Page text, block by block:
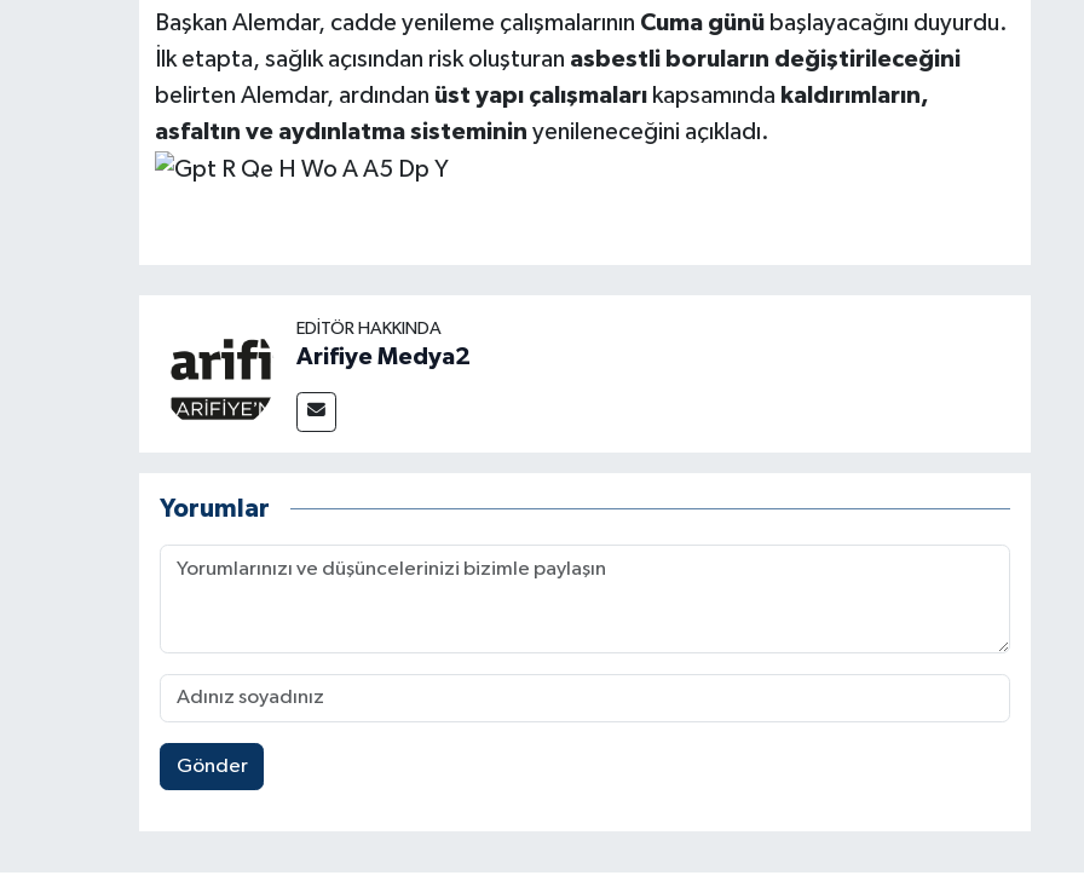
Başkan Alemdar, cadde yenileme çalışmalarının Cuma günübaşlayacağını duyurdu.
İlk etapta, sağlık açısından risk oluşturan asbestli boruların değiştirileceğini
belirten Alemdar, ardından üst yapı çalışmalarıkapsamında kaldırımların,
asfaltın ve aydınlatma sisteminin yenileneceğini açıkladı.
EDITÖR HAKKINDA
Arifiye Medya2
Yorumlar
Gönder